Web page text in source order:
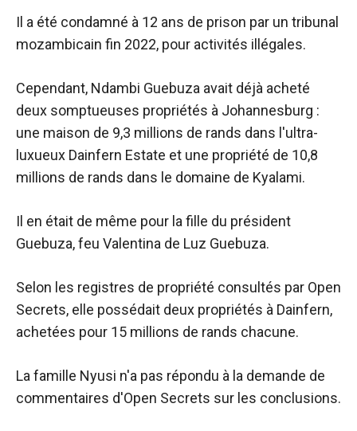
Il a été condamné à 12 ans de prison par un tribunal
mozambicain fin 2022, pour activités illégales.
Cependant, Ndambi Guebuza avait déjà acheté
deux somptueuses propriétés à Johannesburg :
une maison de 9,3 millions de rands dans l'ultra-
luxueux Dainfern Estate et une propriété de 10,8
millions de rands dans le domaine de Kyalami.
Il en était de même pour la fille du président
Guebuza, feu Valentina de Luz Guebuza.
Selon les registres de propriété consultés par Open
Secrets, elle possédait deux propriétés à Dainfern,
achetées pour 15 millions de rands chacune.
La famille Nyusi n'a pas répondu à la demande de
commentaires d'Open Secrets sur les conclusions.